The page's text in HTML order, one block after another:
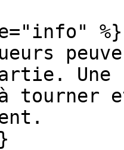
%}
partie.
à tourner